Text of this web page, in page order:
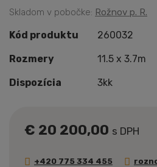
Skladom v pobočke: Rožnov p. R.
Kód produktu 260032
Rozmery 11.5 x 3.7m
Dispozícia 3kk
€ 20 200,00 s DPH
+420 775 334 455